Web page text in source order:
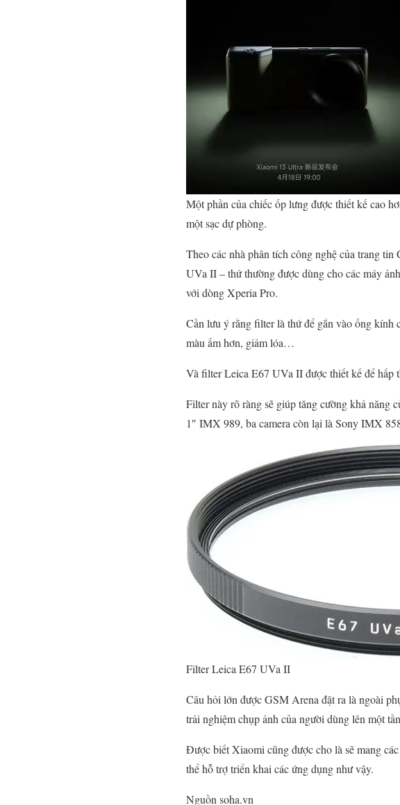
Một phần của chiếc ốp lưng được thiết kế cao
một sạc dự phòng.
Theo các nhà phân tích công nghệ của trang
UVa II – thứ thường được dùng cho các máy
với dòng Xperia Pro.
Cần lưu ý rằng filter là thứ để gắn vào ống kính
màu ấm hơn, giảm lóa…
Và filter Leica E67 UVa II được thiết kế để hấp
Filter này rõ ràng sẽ giúp tăng cường khả năng
1″ IMX 989, ba camera còn lại là Sony IMX
Filter Leica E67 UVa II
Câu hỏi lớn được GSM Arena đặt ra là ngoài
trải nghiệm chụp ảnh của người dùng lên một
Được biết Xiaomi cũng được cho là sẽ mang
thể hỗ trợ triển khai các ứng dụng như vậy.
Nguồn soha.vn